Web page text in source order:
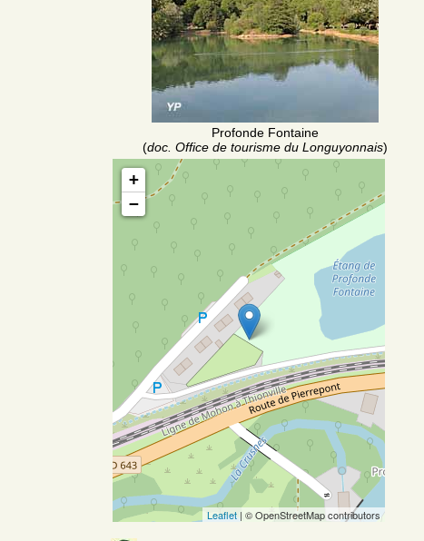
Profonde Fontaine
(doc. Office de tourisme du Longuyonnais)
+
−
Leaflet | © OpenStreetMap contributors